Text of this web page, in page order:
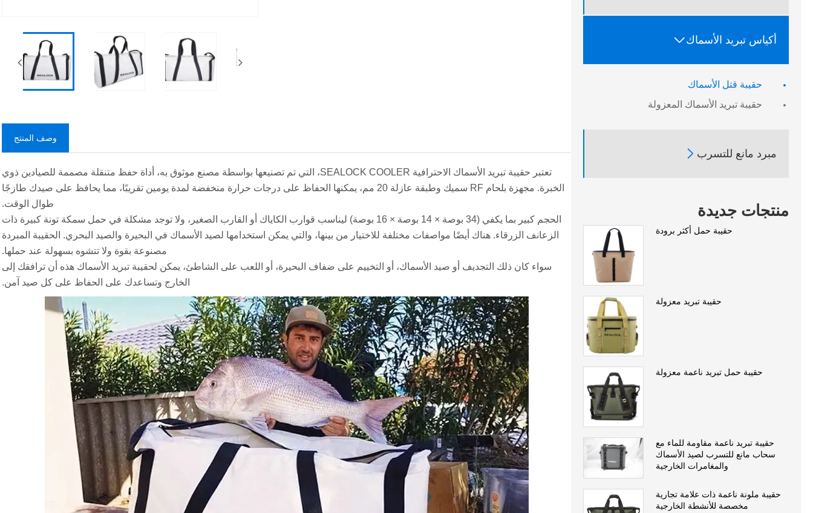
أكياس تبريد الأسماك
حقيبة قتل الأسماك
حقيبة تبريد الأسماك المعزولة
مبرد مانع للتسرب 
منتجات جديدة
حقيبة حمل أكثر برودة
حقيبة تبريد معزولة
حقيبة حمل تبريد ناعمة معزولة
حقيبة تبريد ناعمة مقاومة للماء مع
سحاب مانع للتسرب لصيد الأسماك
والمغامرات الخارجية
حقيبة ملونة ناعمة ذات علامة تجارية
مخصصة للأنشطة الخارجية
وصف المنتج
تعتبر حقيبة تبريد الأسماك الاحترافية SEALOCK COOLER، التي تم تصنيعها بواسطة مصنع موثوق به، أداة حفظ متنقلة مصممة للصيادين ذوي
الخبرة. مجهزة بلحام RF سميك وطبقة عازلة 20 مم، يمكنها الحفاظ على درجات حرارة منخفضة لمدة يومين تقريبًا، مما يحافظ على صيدك طازجًا
طوال الوقت.
الحجم كبير بما يكفي (34 بوصة × 14 بوصة × 16 بوصة) ليناسب قوارب الكاياك أو القارب الصغير، ولا توجد مشكلة في حمل سمكة تونة كبيرة ذات
الزعانف الزرقاء. هناك أيضًا مواصفات مختلفة للاختيار من بينها، والتي يمكن استخدامها لصيد الأسماك في البحيرة والصيد البحري. الحقيبة المبردة
مصنوعة بقوة ولا تتشوه بسهولة عند حملها.
سواء كان ذلك التجديف أو صيد الأسماك، أو التخييم على ضفاف البحيرة، أو اللعب على الشاطئ، يمكن لحقيبة تبريد الأسماك هذه أن ترافقك إلى
الخارج وتساعدك على الحفاظ على كل صيد آمن.